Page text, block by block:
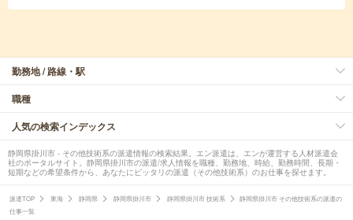
勤務地 / 路線・駅
職種
人気の検索インデックス
静岡県掛川市 - その他技術系の派遣情報の検索結果。エン派遣は、エンが運営する人材派遣会
社のポータルサイト。静岡県掛川市の派遣/求人情報を職種、勤務地、時給、勤務時間、長期・
短期などの希望条件から、あなたにピッタリの派遣（その他技術系）のお仕事を探せます。
派遣TOP 東海 静岡県 静岡県掛川市 静岡県掛川市 技術系
静岡県掛川市 その他技術系の派遣の
仕事一覧